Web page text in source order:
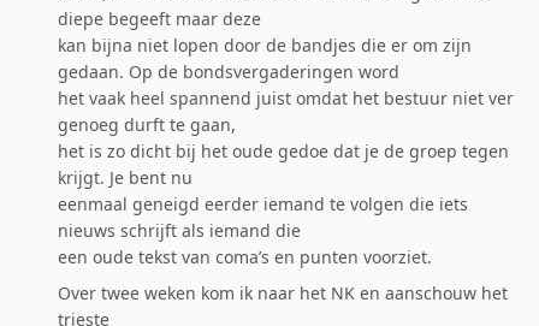
diepe begeeft maar deze
kan bijna niet lopen door de bandjes die er om zijn
gedaan. Op de bondsvergaderingen word
het vaak heel spannend juist omdat het bestuur niet ver
genoeg durft te gaan,
het is zo dicht bij het oude gedoe dat je de groep tegen
krijgt. Je bent nu
eenmaal geneigd eerder iemand te volgen die iets
nieuws schrijft als iemand die
een oude tekst van coma’s en punten voorziet.
Over twee weken kom ik naar het NK en aanschouw het
trieste